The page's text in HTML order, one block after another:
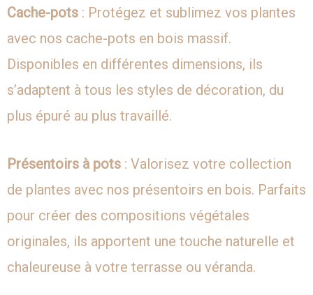
Cache-pots : Protégez et sublimez vos plantes
avec nos cache-pots en bois massif.
Disponibles en différentes dimensions, ils
s’adaptent à tous les styles de décoration, du
plus épuré au plus travaillé.
Présentoirs à pots : Valorisez votre collection
de plantes avec nos présentoirs en bois. Parfaits
pour créer des compositions végétales
originales, ils apportent une touche naturelle et
chaleureuse à votre terrasse ou véranda.